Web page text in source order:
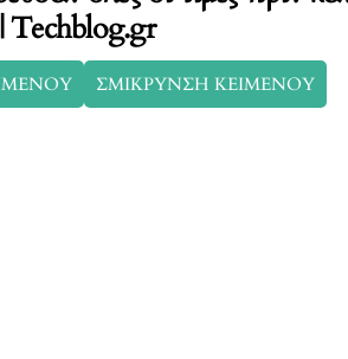
Techblog.gr
ΣΜΙΚΡΥΝΣΗ ΚΕΙΜΕΝΟΥ